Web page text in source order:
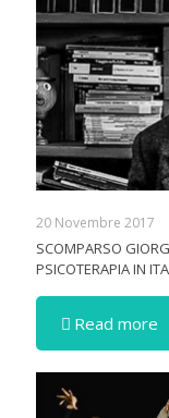
20 Novembre 2017
SCOMPARSO
PSICOTERAPIA IN
Read more